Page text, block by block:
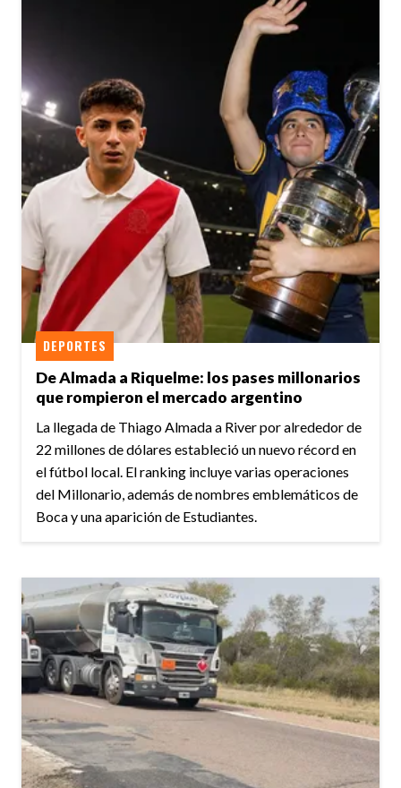
De Almada a Riquelme: los pases millonarios
que rompieron el mercado argentino
DEPORTES
La llegada de Thiago Almada a River por alrededor de
22 millones de dólares estableció un nuevo récord en
el fútbol local. El ranking incluye varias operaciones
del Millonario, además de nombres emblemáticos de
Boca y una aparición de Estudiantes.